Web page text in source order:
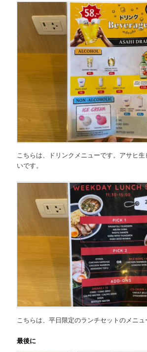
こちらは、 ドリンクメニューです。アサヒ
いです。
こちらは、平日限定のランチセットのメニュ
最後に